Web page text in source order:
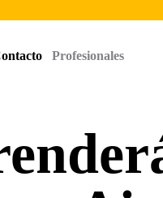
Profesionales